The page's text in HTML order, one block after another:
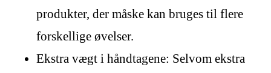
produkter, der måske kan bruges til flere
forskellige øvelser.
Ekstra vægt i håndtagene: Selvom ekstra